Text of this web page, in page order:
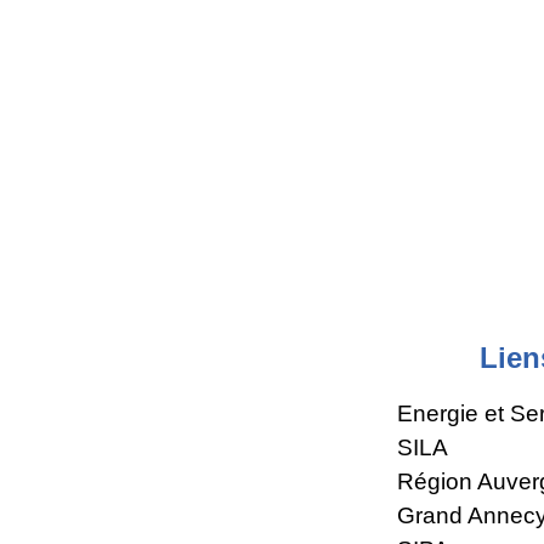
Energie et
SILA
Région
Grand